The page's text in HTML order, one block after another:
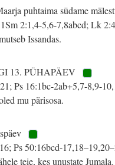
puhtaima südame
2:1,4-5,6-7,8abcd; Lk
Issandas.
13. PÜHAPÄEV
Ps 16:1bc-2ab+5,7-8,9-
mu pärisosa.
Ps 50:16bcd-
teie, kes unustate Jumala.